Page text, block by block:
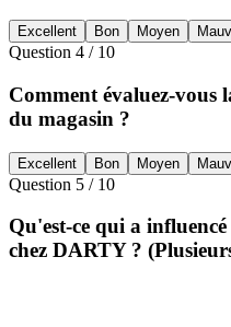
Excellent Bon Moyen
Question 4 / 10
Comment évaluez-vous
du magasin ?
Excellent Bon Moyen
Question 5 / 10
Qu'est-ce qui a
chez DARTY ?